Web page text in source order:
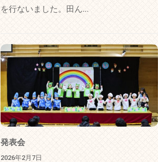
を行ないました。田ん...
発表会
2026年2月7日